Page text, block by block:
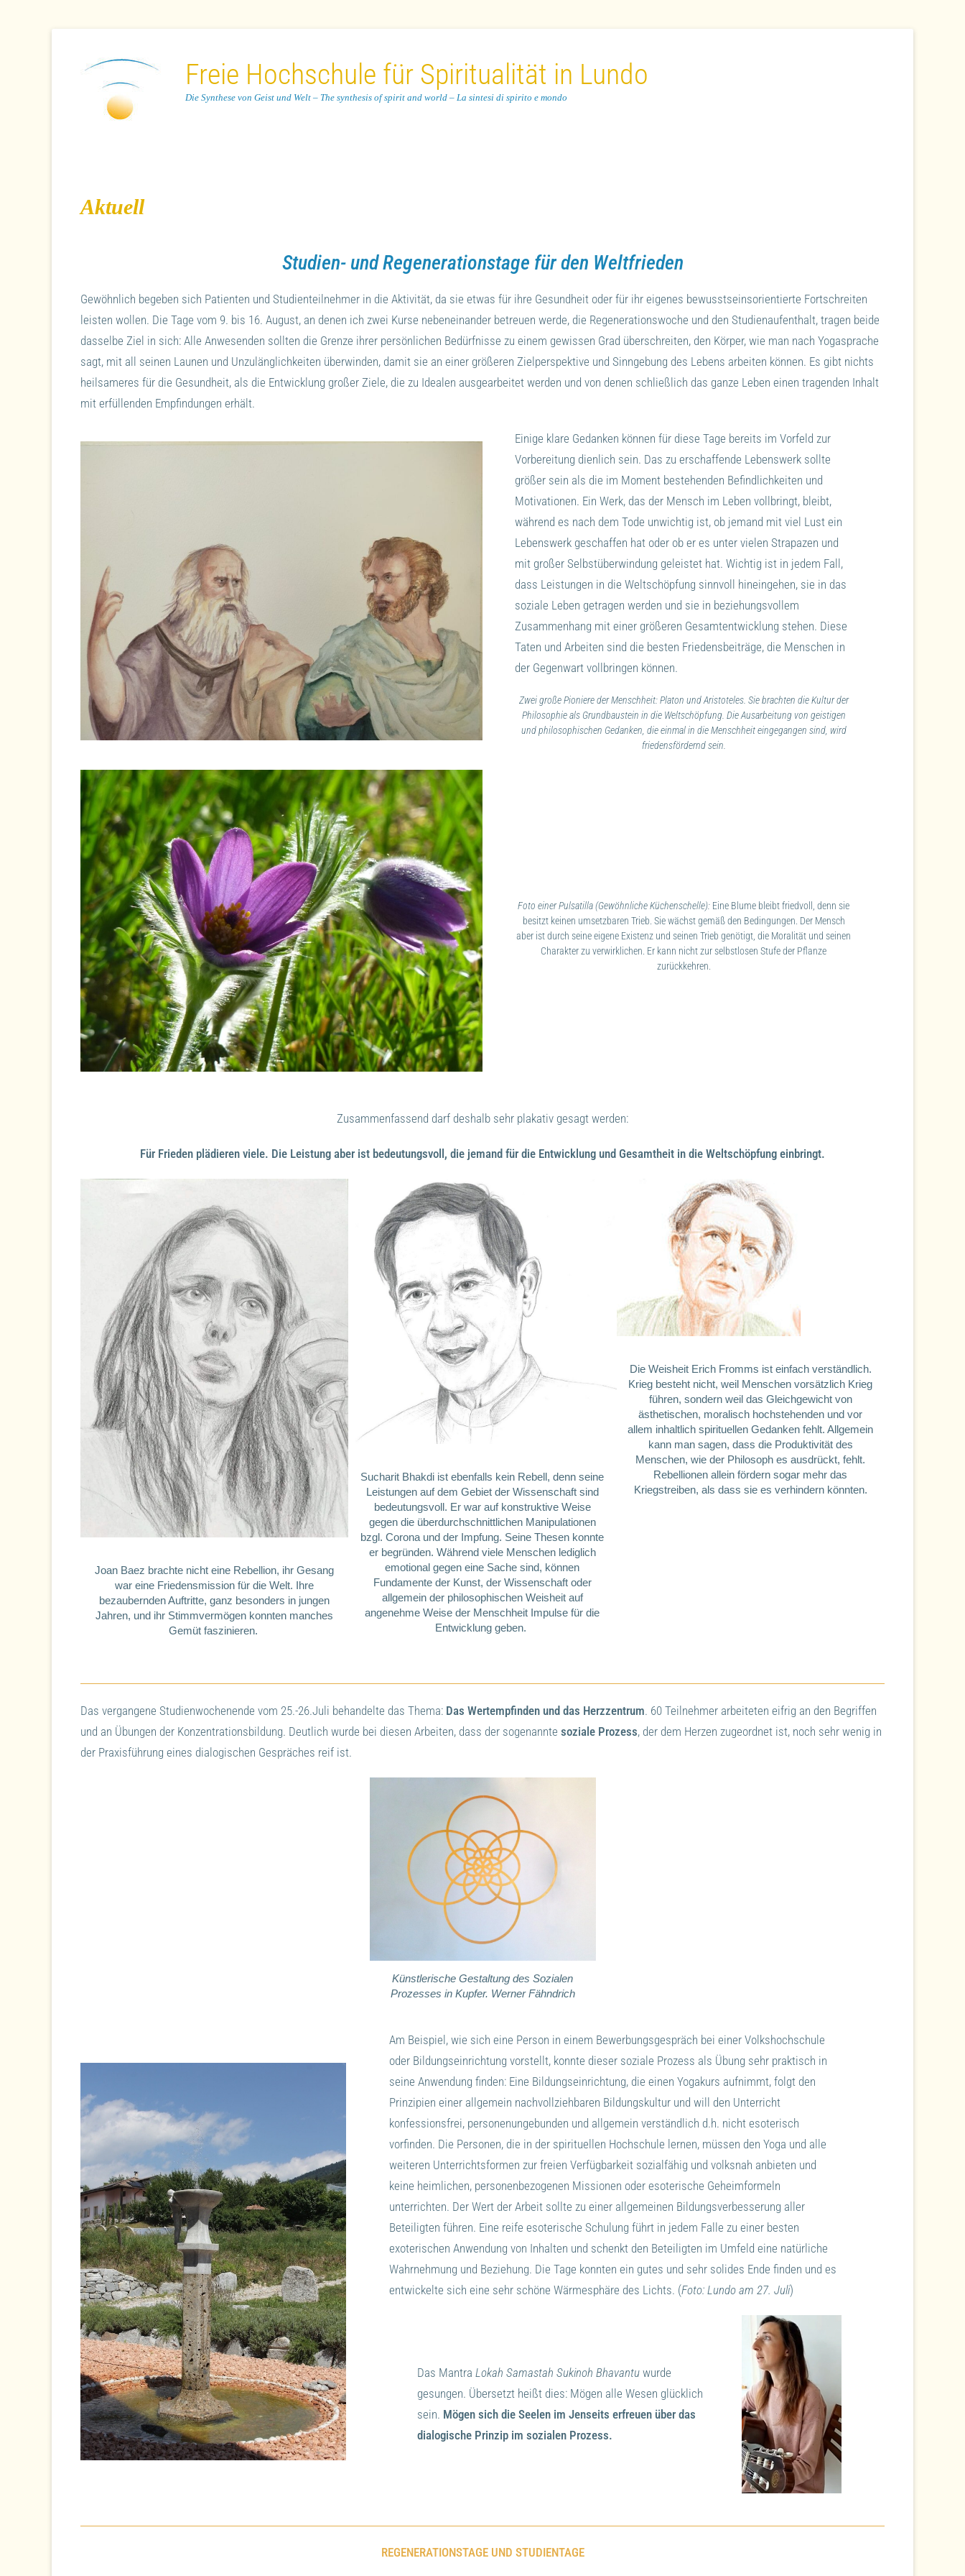
Freie Hochschule für Spiritualität in Lundo
Die Synthese von Geist und Welt – The synthesis of spirit and world – La sintesi di spirito e mondo
Aktuell
Studien- und Regenerationstage für den Weltfrieden
Gewöhnlich begeben sich Patienten und Studienteilnehmer in die Aktivität, da sie etwas für ihre Gesundheit oder für ihr eigenes bewusstseinsorientierte Fortschreiten
leisten wollen. Die Tage vom 9. bis 16. August, an denen ich zwei Kurse nebeneinander betreuen werde, die Regenerationswoche und den Studienaufenthalt, tragen beide
dasselbe Ziel in sich: Alle Anwesenden sollten die Grenze ihrer persönlichen Bedürfnisse zu einem gewissen Grad überschreiten, den Körper, wie man nach Yogasprache
sagt, mit all seinen Launen und Unzulänglichkeiten überwinden, damit sie an einer größeren Zielperspektive und Sinngebung des Lebens arbeiten können. Es gibt nichts
heilsameres für die Gesundheit, als die Entwicklung großer Ziele, die zu Idealen ausgearbeitet werden und von denen schließlich das ganze Leben einen tragenden Inhalt
mit erfüllenden Empfindungen erhält.
Einige klare Gedanken können für diese Tage bereits im Vorfeld zur
Vorbereitung dienlich sein. Das zu erschaffende Lebenswerk sollte
größer sein als die im Moment bestehenden Befindlichkeiten und
Motivationen. Ein Werk, das der Mensch im Leben vollbringt, bleibt,
während es nach dem Tode unwichtig ist, ob jemand mit viel Lust ein
Lebenswerk geschaffen hat oder ob er es unter vielen Strapazen und
mit großer Selbstüberwindung geleistet hat. Wichtig ist in jedem Fall,
dass Leistungen in die Weltschöpfung sinnvoll hineingehen, sie in das
soziale Leben getragen werden und sie in beziehungsvollem
Zusammenhang mit einer größeren Gesamtentwicklung stehen. Diese
Taten und Arbeiten sind die besten Friedensbeiträge, die Menschen in
der Gegenwart vollbringen können.
Zwei große Pioniere der Menschheit: Platon und Aristoteles. Sie brachten die Kultur der
Philosophie als Grundbaustein in die Weltschöpfung. Die Ausarbeitung von geistigen
und philosophischen Gedanken, die einmal in die Menschheit eingegangen sind, wird
friedensfördernd sein.
Foto einer Pulsatilla (Gewöhnliche Küchenschelle): Eine Blume bleibt friedvoll, denn sie
besitzt keinen umsetzbaren Trieb. Sie wächst gemäß den Bedingungen. Der Mensch
aber ist durch seine eigene Existenz und seinen Trieb genötigt, die Moralität und seinen
Charakter zu verwirklichen. Er kann nicht zur selbstlosen Stufe der Pflanze
zurückkehren.
Zusammenfassend darf deshalb sehr plakativ gesagt werden:
Für Frieden plädieren viele. Die Leistung aber ist bedeutungsvoll, die jemand für die Entwicklung und Gesamtheit in die Weltschöpfung einbringt.
Joan Baez brachte nicht eine Rebellion, ihr Gesang
war eine Friedensmission für die Welt. Ihre
bezaubernden Auftritte, ganz besonders in jungen
Jahren, und ihr Stimmvermögen konnten manches
Gemüt faszinieren.
Sucharit Bhakdi ist ebenfalls kein Rebell, denn seine
Leistungen auf dem Gebiet der Wissenschaft sind
bedeutungsvoll. Er war auf konstruktive Weise
gegen die überdurchschnittlichen Manipulationen
bzgl. Corona und der Impfung. Seine Thesen konnte
er begründen. Während viele Menschen lediglich
emotional gegen eine Sache sind, können
Fundamente der Kunst, der Wissenschaft oder
allgemein der philosophischen Weisheit auf
angenehme Weise der Menschheit Impulse für die
Entwicklung geben.
Die Weisheit Erich Fromms ist einfach verständlich.
Krieg besteht nicht, weil Menschen vorsätzlich Krieg
führen, sondern weil das Gleichgewicht von
ästhetischen, moralisch hochstehenden und vor
allem inhaltlich spirituellen Gedanken fehlt. Allgemein
kann man sagen, dass die Produktivität des
Menschen, wie der Philosoph es ausdrückt, fehlt.
Rebellionen allein fördern sogar mehr das
Kriegstreiben, als dass sie es verhindern könnten.
Das vergangene Studienwochenende vom 25.-26.Juli behandelte das Thema: Das Wertempfinden und das Herzzentrum. 60 Teilnehmer arbeiteten eifrig an den Begriffen
und an Übungen der Konzentrationsbildung. Deutlich wurde bei diesen Arbeiten, dass der sogenannte soziale Prozess, der dem Herzen zugeordnet ist, noch sehr wenig in
der Praxisführung eines dialogischen Gespräches reif ist.
Künstlerische Gestaltung des Sozialen
Prozesses in Kupfer. Werner Fähndrich
Am Beispiel, wie sich eine Person in einem Bewerbungsgespräch bei einer Volkshochschule
oder Bildungseinrichtung vorstellt, konnte dieser soziale Prozess als Übung sehr praktisch in
seine Anwendung finden: Eine Bildungseinrichtung, die einen Yogakurs aufnimmt, folgt den
Prinzipien einer allgemein nachvollziehbaren Bildungskultur und will den Unterricht
konfessionsfrei, personenungebunden und allgemein verständlich d.h. nicht esoterisch
vorfinden. Die Personen, die in der spirituellen Hochschule lernen, müssen den Yoga und alle
weiteren Unterrichtsformen zur freien Verfügbarkeit sozialfähig und volksnah anbieten und
keine heimlichen, personenbezogenen Missionen oder esoterische Geheimformeln
unterrichten. Der Wert der Arbeit sollte zu einer allgemeinen Bildungsverbesserung aller
Beteiligten führen. Eine reife esoterische Schulung führt in jedem Falle zu einer besten
exoterischen Anwendung von Inhalten und schenkt den Beteiligten im Umfeld eine natürliche
Wahrnehmung und Beziehung. Die Tage konnten ein gutes und sehr solides Ende finden und es
entwickelte sich eine sehr schöne Wärmesphäre des Lichts. (Foto: Lundo am 27. Juli)
Das Mantra Lokah Samastah Sukinoh Bhavantuwurde
gesungen. Übersetzt heißt dies: Mögen alle Wesen glücklich
sein. Mögen sich die Seelen im Jenseits erfreuen über das
dialogische Prinzip im sozialen Prozess.
REGENERATIONSTAGE UND STUDIENTAGE